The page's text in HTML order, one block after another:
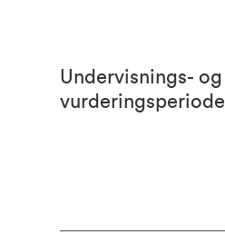
Undervisnings- og
vurderingsperiode